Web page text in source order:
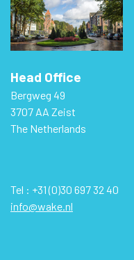
Head Office
Bergweg 49
3707 AA Zeist
The Netherlands
Tel : +31 (0)30 697 32 40
info@wake.nl